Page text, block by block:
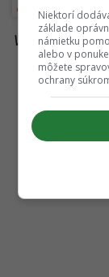
Viac k téme:
Niektorí
základe
námietku
alebo v
môžete
ochrany